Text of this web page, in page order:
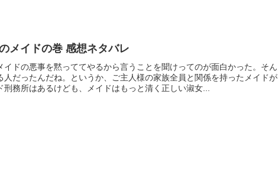
メイドの巻 感想ネタバレ
イドの悪事を黙っててやるから言うことを聞けってのが面白かった。そん
人だったんだね。というか、ご主人様の家族全員と関係を持ったメイドが
務所はあるけども、メイドはもっと清く正しい淑女...